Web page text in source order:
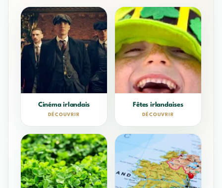
Cinéma irlandais
DÉCOUVRIR
Fêtes irlandaises
DÉCOUVRIR